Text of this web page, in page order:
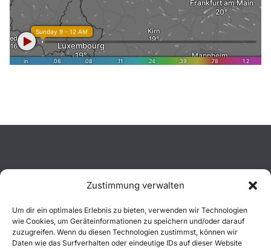
Zustimmung verwalten
Um dir ein optimales Erlebnis zu bieten, verwenden wir Technologien
wie Cookies, um Geräteinformationen zu speichern und/oder darauf
zuzugreifen. Wenn du diesen Technologien zustimmst, können wir
Daten wie das Surfverhalten oder eindeutige IDs auf dieser Website
Aktuelles
Einsätze